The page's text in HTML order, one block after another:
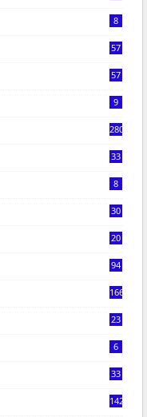
8
57
57
9
280
33
8
30
20
94
166
23
6
33
142